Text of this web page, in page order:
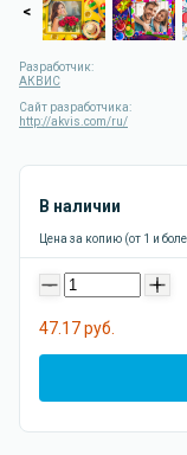
<
Разработчик:
АКВИС
Сайт разработчика:
http://akvis.com/ru/
В наличии
Цена за копию (от 1 и
- +
47.17 руб.